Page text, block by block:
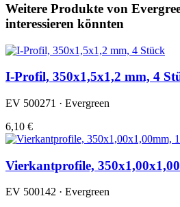
Weitere Produkte von
interessieren könnten
I-Profil, 350x1,5x1,2 mm, 4
EV 500271 · Evergreen
6,10 €
Vierkantprofile,
EV 500142 · Evergreen